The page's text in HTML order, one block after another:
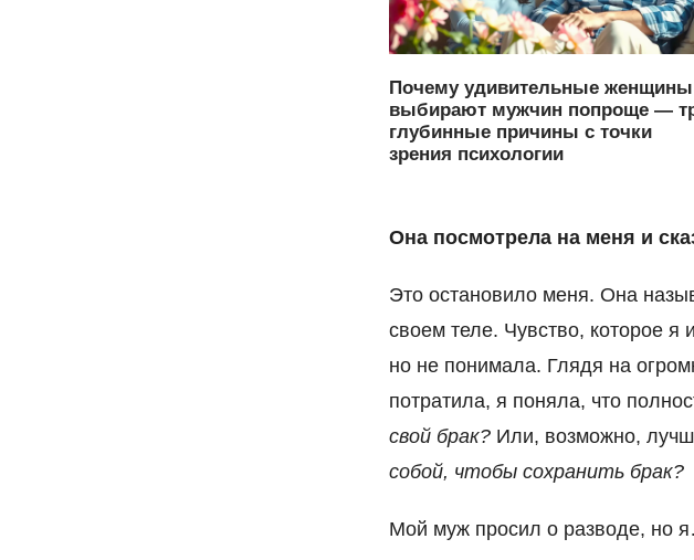
Почему удивительные женщины
выбирают мужчин попроще —
глубинные причины с точки
зрения психологии
Она посмотрела на меня и
Это остановило меня. Она
своем теле. Чувство, которое
но не понимала. Глядя на
потратила, я поняла, что
свой брак? Или, возможно,
собой, чтобы сохранить брак?
Мой муж просил о разводе, но